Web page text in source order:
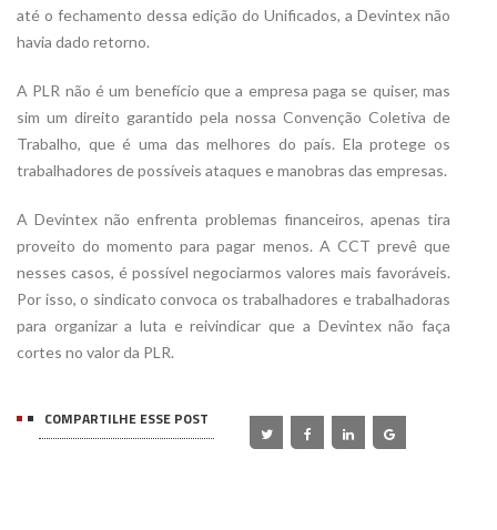
até o fechamento dessa edição do Unificados, a Devintex não
havia dado retorno.
A PLR não é um benefício que a empresa paga se quiser, mas
sim um direito garantido pela nossa Convenção Coletiva de
Trabalho, que é uma das melhores do país. Ela protege os
trabalhadores de possíveis ataques e manobras das empresas.
A Devintex não enfrenta problemas financeiros, apenas tira
proveito do momento para pagar menos. A CCT prevê que
nesses casos, é possível negociarmos valores mais favoráveis.
Por isso, o sindicato convoca os trabalhadores e trabalhadoras
para organizar a luta e reivindicar que a Devintex não faça
cortes no valor da PLR.
COMPARTILHE ESSE POST